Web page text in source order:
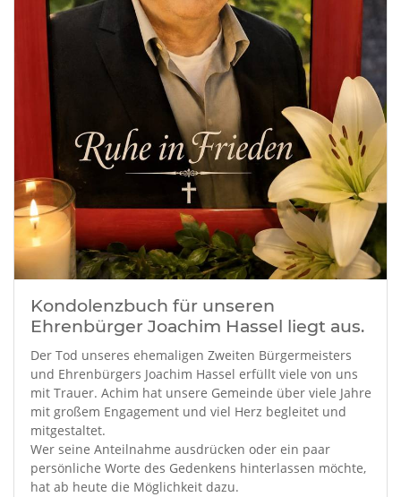
Kondolenzbuch für unseren
Ehrenbürger Joachim Hassel liegt aus.
Der Tod unseres ehemaligen Zweiten Bürgermeisters
und Ehrenbürgers Joachim Hassel erfüllt viele von uns
mit Trauer. Achim hat unsere Gemeinde über viele Jahre
mit großem Engagement und viel Herz begleitet und
mitgestaltet.
Wer seine Anteilnahme ausdrücken oder ein paar
persönliche Worte des Gedenkens hinterlassen möchte,
hat ab heute die Möglichkeit dazu.